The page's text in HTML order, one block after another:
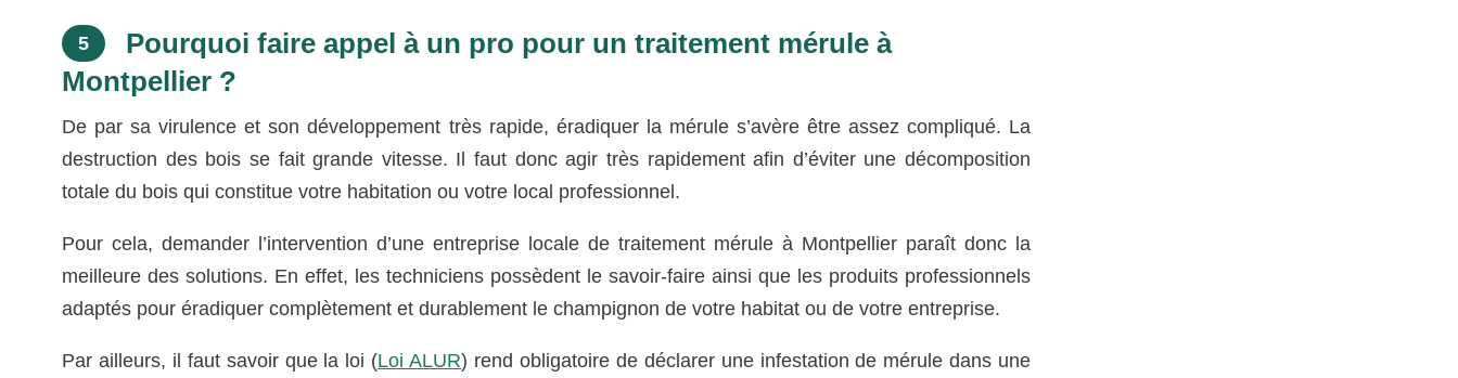
5
Pourquoi faire appel à un pro pour un traitement mérule à
Montpellier ?
De par sa virulence et son développement très rapide, éradiquer la mérule s’avère être assez compliqué. La
destruction des bois se fait grande vitesse. Il faut donc agir très rapidement afin d’éviter une décomposition
totale du bois qui constitue votre habitation ou votre local professionnel.
Pour cela, demander l’intervention d’une entreprise locale de traitement mérule à Montpellier paraît donc la
meilleure des solutions. En effet, les techniciens possèdent le savoir-faire ainsi que les produits professionnels
adaptés pour éradiquer complètement et durablement le champignon de votre habitat ou de votre entreprise.
Par ailleurs, il faut savoir que la loi (Loi ALUR) rend obligatoire de déclarer une infestation de mérule dans une